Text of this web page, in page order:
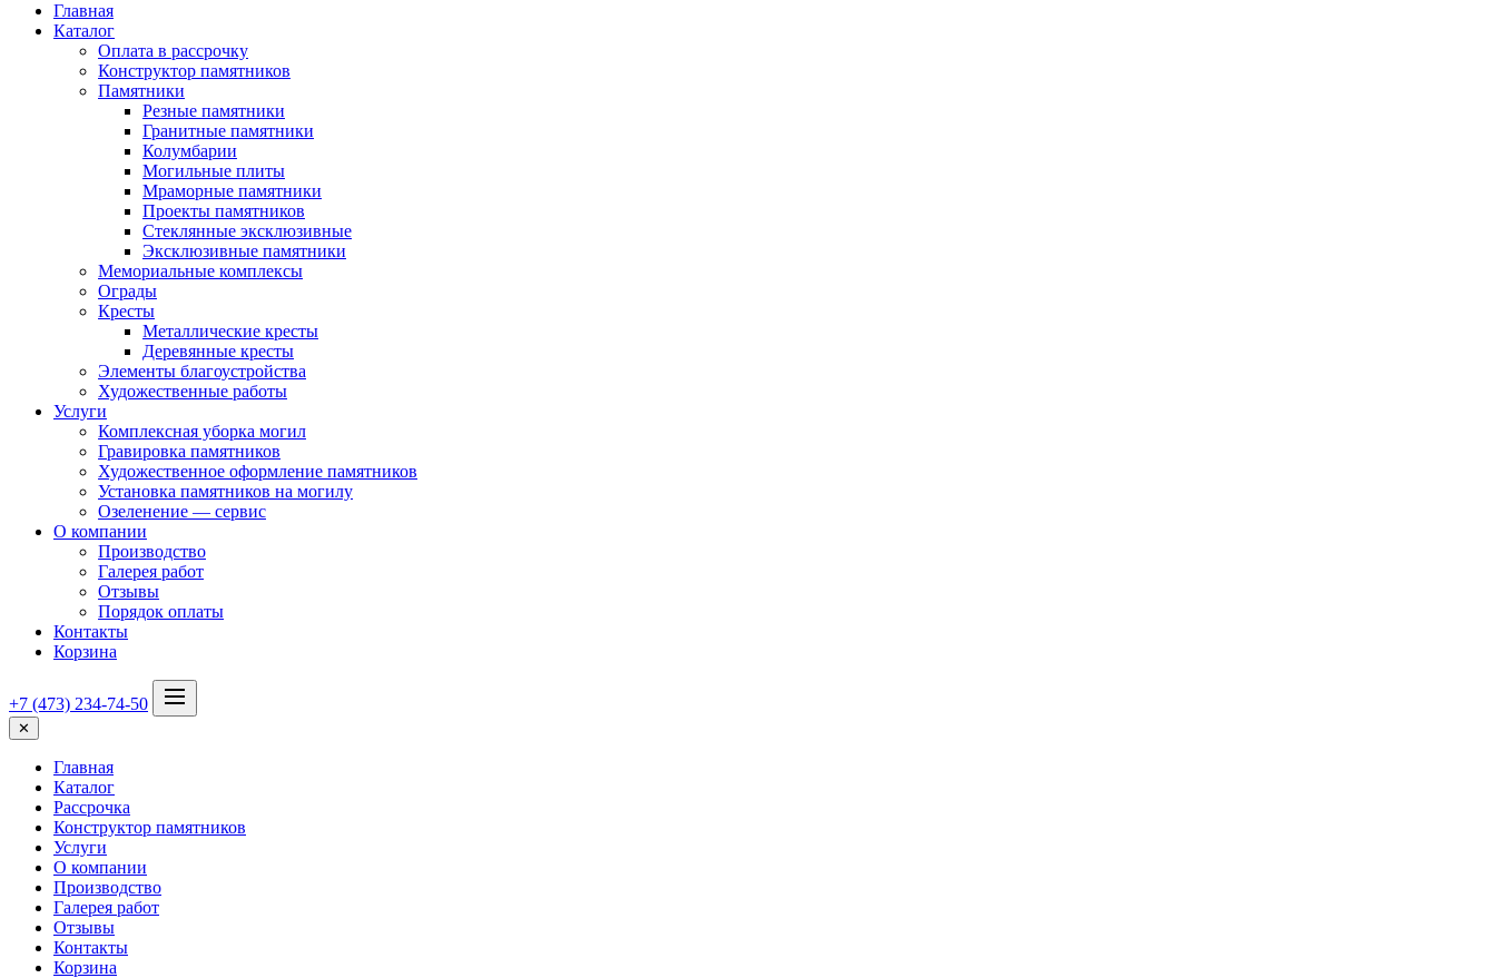
Главная
Каталог
Оплата в рассрочку
Конструктор памятников
Памятники
Резные памятники
Гранитные памятники
Колумбарии
Могильные плиты
Мраморные памятники
Проекты памятников
Стеклянные эксклюзивные
Эксклюзивные памятники
Мемориальные комплексы
Ограды
Кресты
Металлические кресты
Деревянные кресты
Элементы благоустройства
Художественные работы
Услуги
Комплексная уборка могил
Гравировка памятников
Художественное оформление памятников
Установка памятников на могилу
Озеленение — сервис
О компании
Производство
Галерея работ
Отзывы
Порядок оплаты
Контакты
Корзина
+7 (473) 234-74-50
✕
Главная
Каталог
Рассрочка
Конструктор памятников
Услуги
О компании
Производство
Галерея работ
Отзывы
Контакты
Корзина